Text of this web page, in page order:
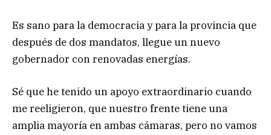
Es sano para la democracia y para la provincia que
después de dos mandatos, llegue un nuevo
gobernador con renovadas energías.
Sé que he tenido un apoyo extraordinario cuando
me reeligieron, que nuestro frente tiene una
amplia mayoría en ambas cámaras, pero no vamos